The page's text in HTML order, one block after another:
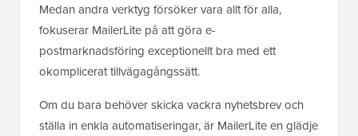
Medan andra verktyg försöker vara allt för alla,
fokuserar MailerLite på att göra e-
postmarknadsföring exceptionellt bra med ett
okomplicerat tillvägagångssätt.
Om du bara behöver skicka vackra nyhetsbrev och
ställa in enkla automatiseringar, är MailerLite en glädje